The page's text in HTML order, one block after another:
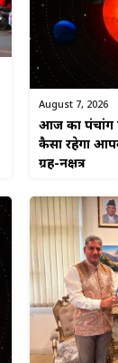
August 7, 2026
आज का पंचांग
कैसा रहेगा
ग्रह-नक्षत्र